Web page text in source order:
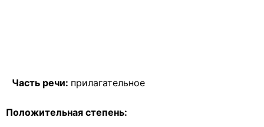
Часть речи: прилагательное
Положительная степень: